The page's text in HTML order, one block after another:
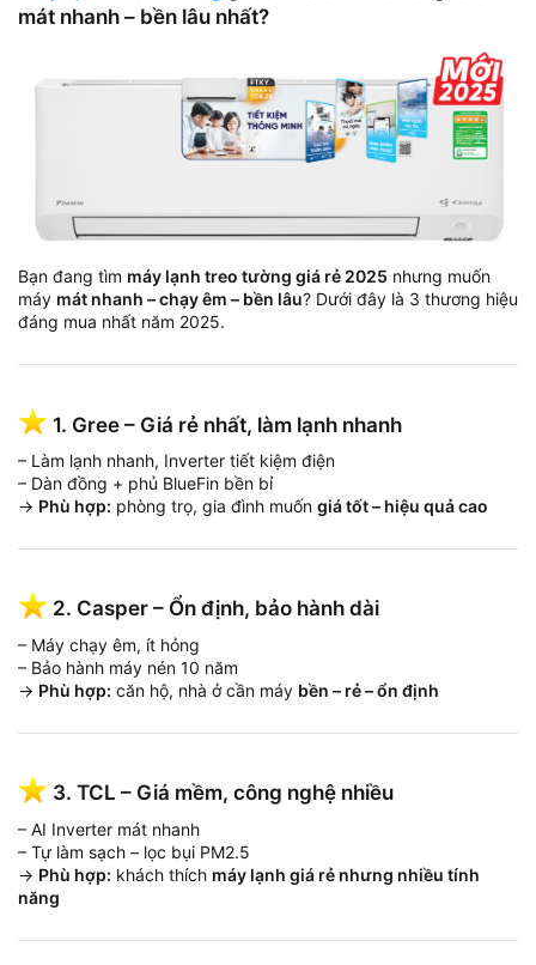
a
mát nhanh – bền lâu nhất?
Bạn đang tìm máy lạnh treo tường giá rẻ 2025 nhưng muốn
máy mát nhanh – chạy êm – bền lâu? Dưới đây là 3 thương hiệu
đáng mua nhất năm 2025.
1. Gree – Giá rẻ nhất, làm lạnh nhanh
– Làm lạnh nhanh, Inverter tiết kiệm điện
– Dàn đồng + phủ BlueFin bền bỉ
→ Phù hợp: phòng trọ, gia đình muốn giá tốt – hiệu quả cao
2. Casper – Ổn định, bảo hành dài
– Máy chạy êm, ít hỏng
– Bảo hành máy nén 10 năm
→ Phù hợp: căn hộ, nhà ở cần máy bền – rẻ – ổn định
3. TCL – Giá mềm, công nghệ nhiều
– AI Inverter mát nhanh
– Tự làm sạch – lọc bụi PM2.5
→ Phù hợp: khách thích máy lạnh giá rẻ nhưng nhiều tính
năng